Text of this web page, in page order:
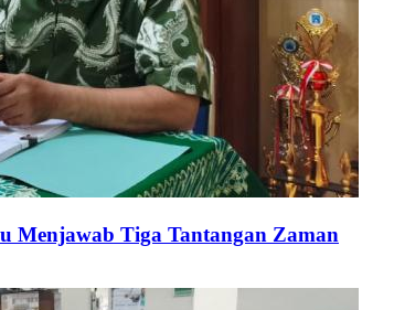
Menjawab Tiga Tantangan Zaman